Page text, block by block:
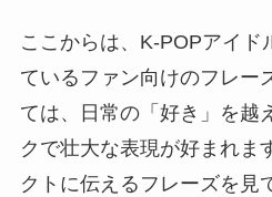
ここからは、K-POPアイド
ているファン向けのフレー
ては、日常の「好き」を越
クで壮大な表現が好まれま
クトに伝えるフレーズを見